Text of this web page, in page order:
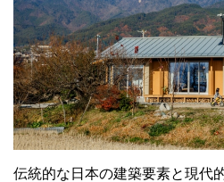
伝統的な日本の建築要素と現代